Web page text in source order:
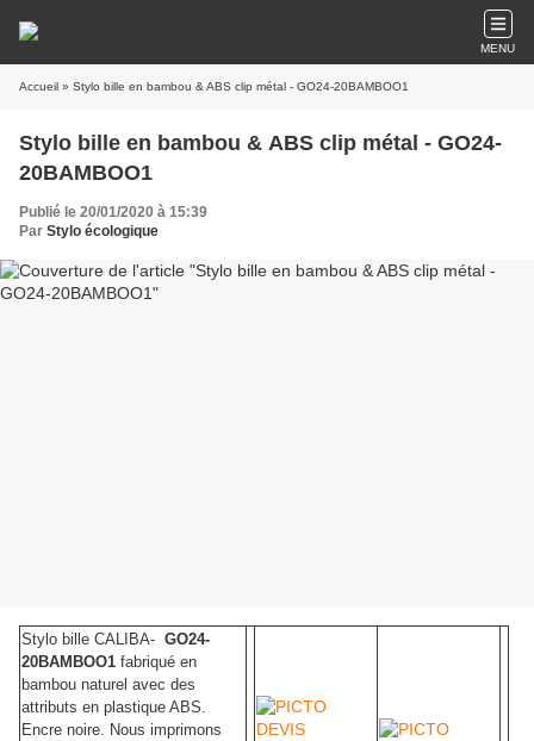
MENU
Accueil » Stylo bille en bambou & ABS clip métal - GO24-20BAMBOO1
Stylo bille en bambou & ABS clip métal - GO24-
20BAMBOO1
Publié le 20/01/2020 à 15:39
Par Stylo écologique
Stylo bille CALIBA- GO24-
20BAMBOO1 fabriqué en
bambou naturel avec des
attributs en plastique ABS.
Encre noire. Nous imprimons